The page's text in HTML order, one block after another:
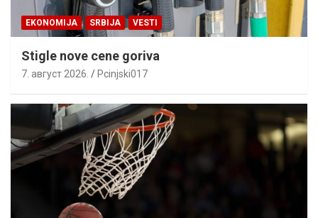
EKONOMIJA SRBIJA VESTI
Stigle nove cene goriva
7. август 2026. Pcinjski017